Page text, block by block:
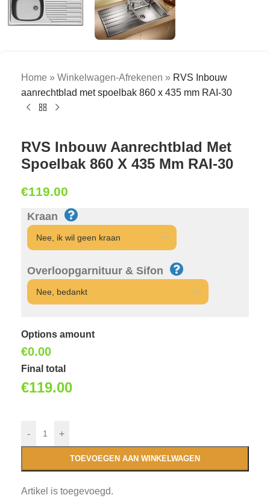
Home » Winkelwagen-Afrekenen » RVS Inbouw
aanrechtblad met spoelbak 860 x 435 mm RAI-30
RVS Inbouw Aanrechtblad Met
Spoelbak 860 X 435 Mm RAI-30
€119.00
Kraan
Overloopgarnituur & Sifon
Options amount
€0.00
Final total
€119.00
- +
TOEVOEGEN AAN WINKELWAGEN
Artikel is toegevoegd.